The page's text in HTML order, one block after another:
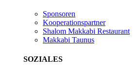
Sponsoren
Kooperationspartner
Shalom Makkabi Restaurant
Makkabi Taunus
SOZIALES